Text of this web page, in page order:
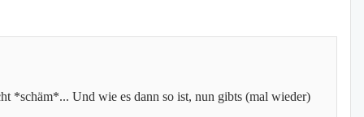
*schäm*... Und wie es dann so ist, nun gibts (mal wieder)